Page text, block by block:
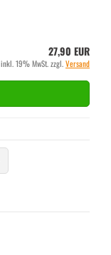
27,90 EUR
inkl. 19% MwSt. zzgl.Versand